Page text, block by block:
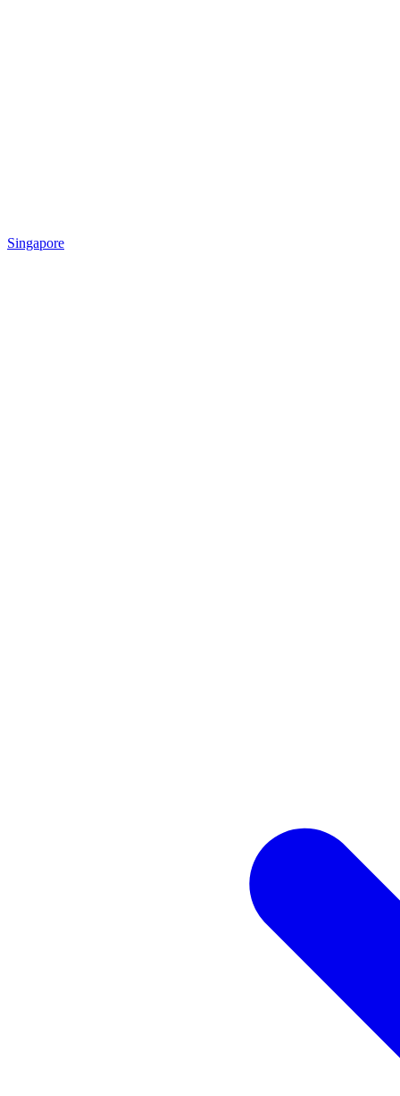
Singapore